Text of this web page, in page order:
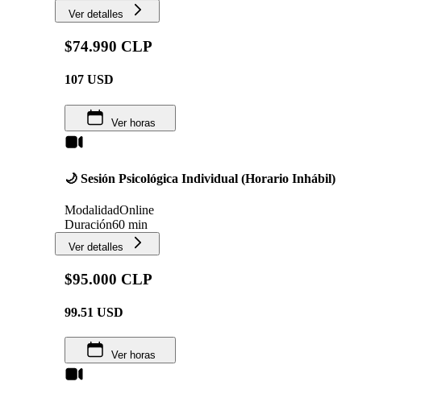
Ver detalles
$74.990 CLP
107 USD
Ver horas
🌙 Sesión Psicológica Individual (Horario Inhábil)
ModalidadOnline
Duración60 min
Ver detalles
$95.000 CLP
99.51 USD
Ver horas